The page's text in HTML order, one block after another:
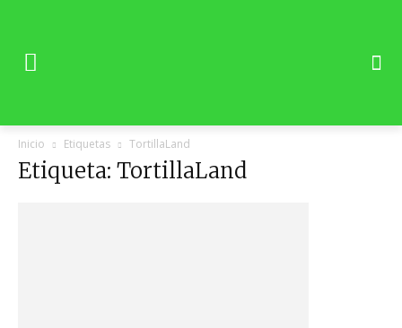
Inicio Etiquetas TortillaLand
Etiqueta: TortillaLand